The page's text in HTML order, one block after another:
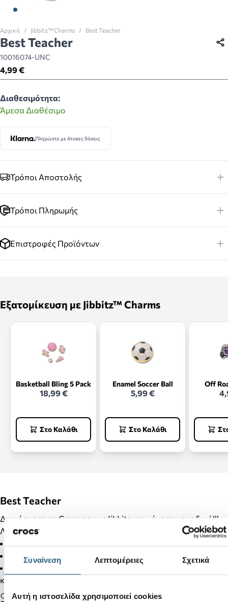
Συναίνεση Λεπτομέρειες Σχετικά
Αυτή η ιστοσελίδα χρησιμοποιεί cookies
Αρχική / Jibbitz™ Charms / Best Teacher
Best Teacher
10016074-UNC
4,99 €
Διαθεσιμότητα:
Άμεσα Διαθέσιμο
Πληρώστε με άτοκες δόσεις
Τρόποι Αποστολής
Τρόποι Πληρωμής
Επιστροφές Προϊόντων
Εξατομίκευση με Jibbitz™ Charms
Basketball Bling 5 Pack
18,99 €
Στο Καλάθι
Enamel Soccer Ball
5,99 €
Στο Καλάθι
Off
Best Teacher
Διακόσμησε τα Crocs σου με Jibbitz και κάνε τα μοναδικά!!!
Λεπτομέρειες Προϊόντος:
Δεν απευθύνεται σε παιδιά κάτω των 3 ετών.
Στα προϊόντα της κατηγορίας Jibbitz δεν γίνονται αλλαγές
και επιστροφές.
Gender: